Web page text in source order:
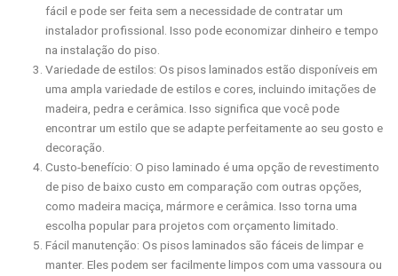
fácil e pode ser feita sem a necessidade de contratar um
instalador profissional. Isso pode economizar dinheiro e tempo
na instalação do piso.
Variedade de estilos: Os pisos laminados estão disponíveis em
uma ampla variedade de estilos e cores, incluindo imitações de
madeira, pedra e cerâmica. Isso significa que você pode
encontrar um estilo que se adapte perfeitamente ao seu gosto e
decoração.
Custo-benefício: O piso laminado é uma opção de revestimento
de piso de baixo custo em comparação com outras opções,
como madeira maciça, mármore e cerâmica. Isso torna uma
escolha popular para projetos com orçamento limitado.
Fácil manutenção: Os pisos laminados são fáceis de limpar e
manter. Eles podem ser facilmente limpos com uma vassoura ou